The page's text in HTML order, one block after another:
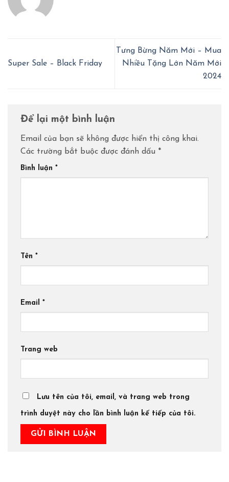
Super Sale – Black Friday
Tưng Bừng Năm Mới – Mua
Nhiều Tặng Lớn Năm Mới
2024
Để lại một bình luận
Email của bạn sẽ không được hiển thị công khai.
Các trường bắt buộc được đánh dấu *
Bình luận *
Tên *
Email *
Trang web
Lưu tên của tôi, email, và trang web trong
trình duyệt này cho lần bình luận kế tiếp của tôi.